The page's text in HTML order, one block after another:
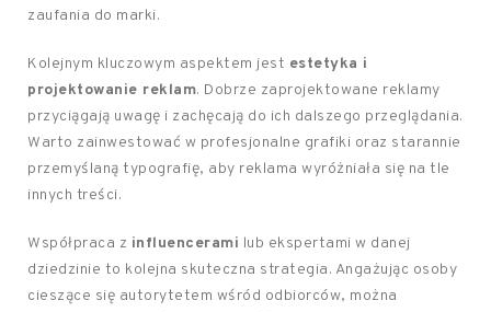
zaufania do marki.
Kolejnym kluczowym aspektem jest estetyka i
projektowanie reklam. Dobrze zaprojektowane reklamy
przyciągają uwagę i zachęcają do ich dalszego przeglądania.
Warto zainwestować w profesjonalne grafiki oraz starannie
przemyślaną typografię, aby reklama wyróżniała się na tle
innych treści.
Współpraca z influencerami lub ekspertami w danej
dziedzinie to kolejna skuteczna strategia. Angażując osoby
cieszące się autorytetem wśród odbiorców, można